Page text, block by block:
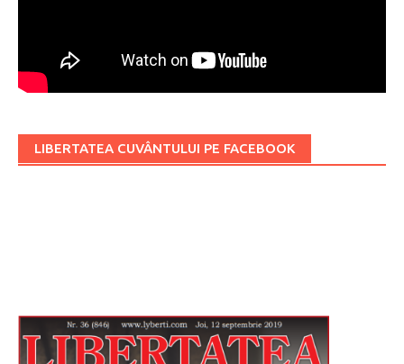
LIBERTATEA CUVÂNTULUI PE FACEBOOK